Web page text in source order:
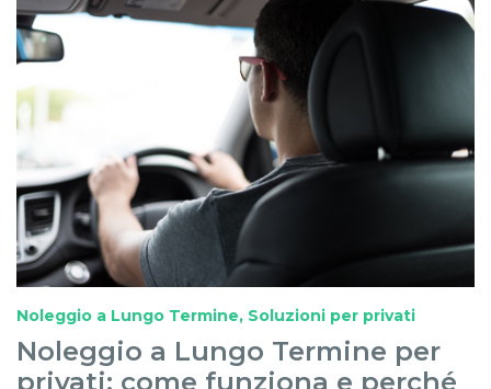
Noleggio a Lungo Termine, Soluzioni per privati
Noleggio a Lungo Termine per
privati: come funziona e perché